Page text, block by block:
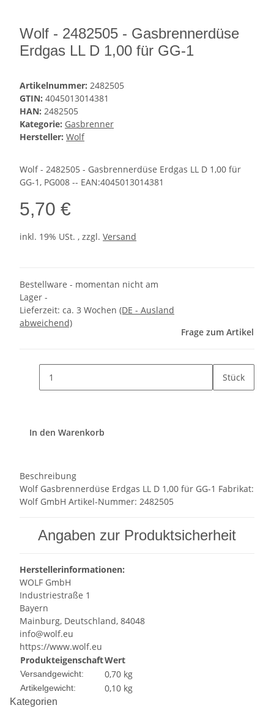
Wolf - 2482505 - Gasbrennerdüse
Erdgas LL D 1,00 für GG-1
Artikelnummer: 2482505
GTIN: 4045013014381
HAN: 2482505
Kategorie: Gasbrenner
Hersteller: Wolf
Wolf - 2482505 - Gasbrennerdüse Erdgas LL D 1,00 für
GG-1, PG008 -- EAN:4045013014381
5,70 €
inkl. 19% USt. , zzgl. Versand
Bestellware - momentan nicht am
Lager -
Lieferzeit: ca. 3 Wochen (DE - Ausland
abweichend)
Frage zum Artikel
Stück
In den Warenkorb
Beschreibung
Wolf Gasbrennerdüse Erdgas LL D 1,00 für GG-1 Fabrikat:
Wolf GmbH Artikel-Nummer: 2482505
Angaben zur Produktsicherheit
Herstellerinformationen:
WOLF GmbH
Industriestraße 1
Bayern
Mainburg, Deutschland, 84048
info@wolf.eu
https://www.wolf.eu
ProdukteigenschaftWert
Versandgewicht: 0,70 kg
Artikelgewicht: 0,10 kg
Kategorien